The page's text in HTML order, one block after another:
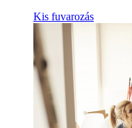
Kis fuvarozás